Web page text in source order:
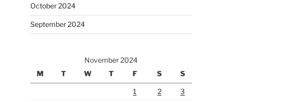
October 2024
September 2024
November 2024
M
T W T F S S
1 2
3